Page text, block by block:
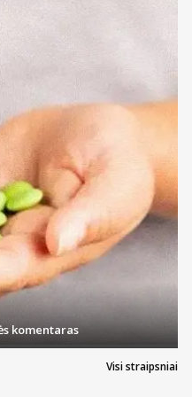
nepagerėjo arba net
kam jis vartojamas
kam jis vartojamas
ir gydymo trukmė
vartoti
veikia per stipriai arba per
Visi straipsniai
komentaras